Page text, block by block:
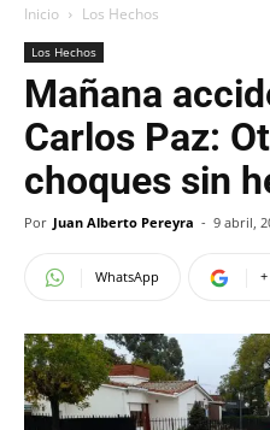
Inicio Los Hechos
Los Hechos
Mañana
Carlos Paz:
choques sin
Por Juan Alberto Pereyra - 9 abril,
WhatsApp